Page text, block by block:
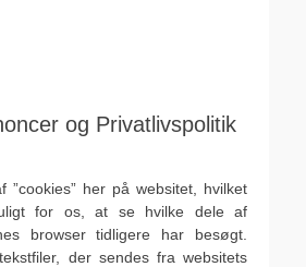
og Privatlivspolitik
”cookies” her på websitet, hvilket
for os, at se hvilke dele af
browser tidligere har besøgt.
der sendes fra websitets